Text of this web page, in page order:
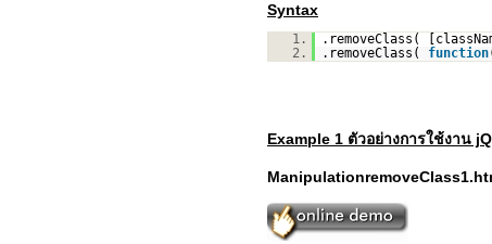
Syntax
1.
.removeClass(
2.
.removeClass( function
Example 1 ตัวอย่างการใช้งาน